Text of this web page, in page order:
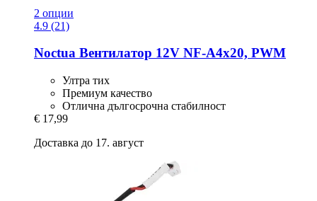
2 опции
4.9 (21)
Noctua Вентилатор 12V NF-​A4x20, PWM
Ултра тих
Премиум качество
Отлична дългосрочна стабилност
€ 17,99
Доставка до 17. август